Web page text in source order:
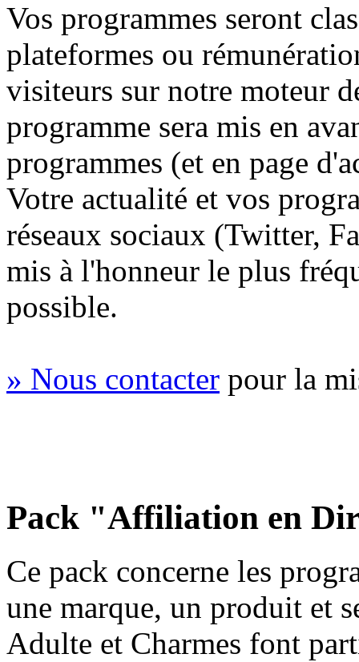
Vos programmes seront
plateformes ou
visiteurs sur notre moteur
programme sera mis en
programmes (et en page
Votre actualité et vos
réseaux sociaux (Twitter,
mis à l'honneur le plus
possible.
» Nous contacter pour la
Pack "Affiliation en
Ce pack concerne les
une marque, un produit et
Adulte et Charmes font